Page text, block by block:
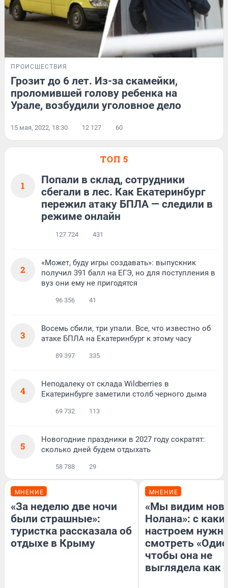
ПРОИСШЕСТВИЯ
Грозит до 6 лет. Из-за скамейки,
проломившей голову ребенка на
Урале, возбудили уголовное дело
15 мая, 2022, 18:30 12 127 60
ТОП 5
1
Попали в склад, сотрудники
сбегали в лес. Как Екатеринбург
пережил атаку БПЛА — следили в
режиме онлайн
127 724 431
2
«Может, буду игры создавать»: выпускник
получил 391 балл на ЕГЭ, но для поступления в
вуз они ему не пригодятся
96 356 41
3
Восемь сбили, три упали. Все, что известно об
атаке БПЛА на Екатеринбург к этому часу
89 397 335
4
Неподалеку от склада Wildberries в
Екатеринбурге заметили столб черного дыма
69 732 113
5
Новогодние праздники в 2027 году сократят:
сколько дней будем отдыхать
58 788 29
МНЕНИЕ
«За неделю две ночи
были страшные»:
туристка рассказала об
отдыхе в Крыму
МНЕНИЕ
«Мы видим
Нолана»: с
настроем
смотреть
чтобы она не
выглядела как